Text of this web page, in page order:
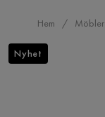
Hem Möbler
Nyhet